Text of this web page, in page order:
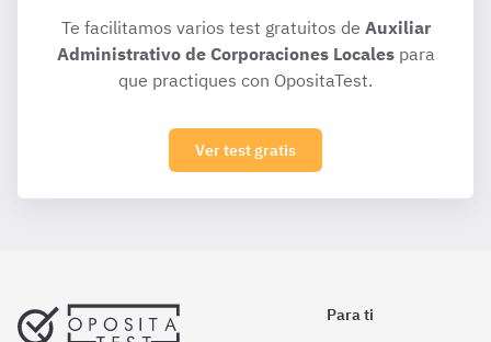
Te facilitamos varios test gratuitos de Auxiliar
Administrativo de Corporaciones Localespara
que practiques con OpositaTest.
Ver test gratis
Para ti